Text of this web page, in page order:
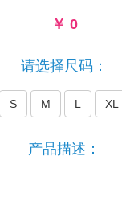
￥ 0
请选择尺码：
S M L XL
产品描述：